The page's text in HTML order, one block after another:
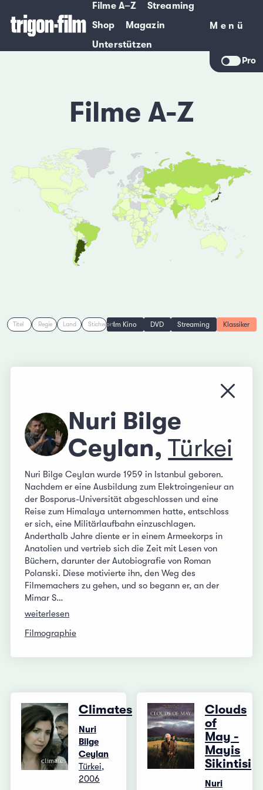
Filme A–Z
Streaming
Shop
Magazin
Unterstützen
Menü
Menü
Pro
Filme A-Z
Titel Regie Land StichwortIm Kino DVD Streaming Klassiker
Menü
Nuri Bilge
Ceylan,Türkei
Nuri Bilge Ceylan wurde 1959 in Istanbul geboren.
Nachdem er eine Ausbildung zum Elektroingenieur an
der Bosporus-Universität abgeschlossen und eine
Reise zum Himalaya unternommen hatte, entschloss
er sich, eine Militärlaufbahn einzuschlagen.
Anderthalb Jahre diente er in einem Armeekorps in
Anatolien und vertrieb sich die Zeit mit Lesen von
Büchern, darunter der Autobiografie von Roman
Polanski. Diese motivierte ihn, den Weg des
Filmemachers zu gehen, und so begann er, an der
Mimar S…
weiterlesen
Filmographie
Climates
Nuri
Bilge
Ceylan
Türkei,
2006
Clouds
of
May -
Mayis
Sikintisi
Nuri